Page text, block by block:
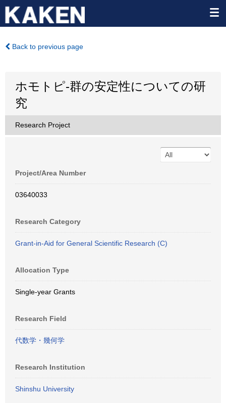
Back to previous page
ホモトピ-群の安定性についての研
究
Research Project
Project/Area Number
03640033
Research Category
Grant-in-Aid for General Scientific Research (C)
Allocation Type
Single-year Grants
Research Field
代数学・幾何学
Research Institution
Shinshu University